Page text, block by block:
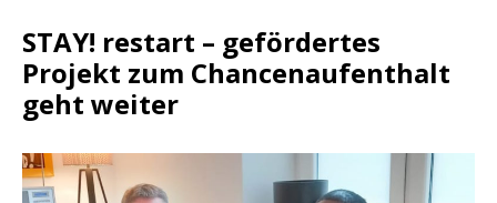
STAY! restart – gefördertes
Projekt zum Chancenaufenthalt
geht weiter